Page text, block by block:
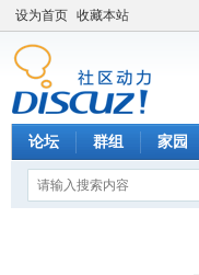
设为首页 收藏本站
论坛 群组 家园